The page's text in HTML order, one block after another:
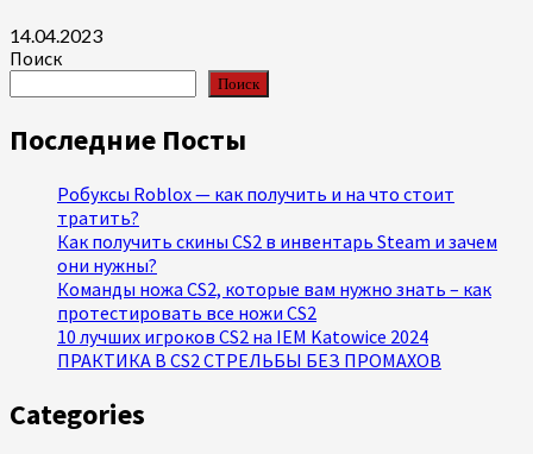
14.04.2023
Поиск
Поиск
Последние Посты
Робуксы Roblox — как получить и на что стоит
тратить?
Как получить скины CS2 в инвентарь Steam и зачем
они нужны?
Команды ножа CS2, которые вам нужно знать – как
протестировать все ножи CS2
10 лучших игроков CS2 на IEM Katowice 2024
ПРАКТИКА В CS2 СТРЕЛЬБЫ БЕЗ ПРОМАХОВ
Categories